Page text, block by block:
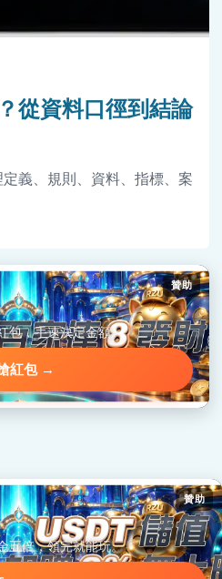
從資料口徑到結論
義、規則、資料、指標、案
贊助
包，手速決定金額。
紅包 →
贊助
五倍，領完就能玩。